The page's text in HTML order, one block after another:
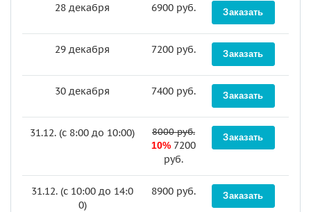
28 декабря 6900 руб.
29 декабря 7200 руб.
30 декабря 7400 руб.
31.12. (c 8:00 до 10:00) 8000 руб.
10% 7200
руб.
31.12. (c 10:00 до 14:0
0)
8900 руб.